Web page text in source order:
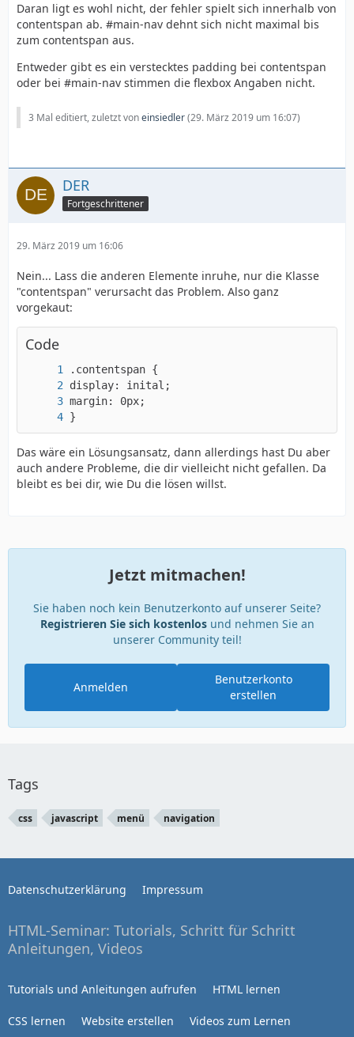
Daran ligt es wohl nicht, der fehler spielt sich innerhalb von
contentspan ab. #main-nav dehnt sich nicht maximal bis
zum contentspan aus.
Entweder gibt es ein verstecktes padding bei contentspan
oder bei #main-nav stimmen die flexbox Angaben nicht.
3 Mal editiert, zuletzt voneinsiedler(29. März 2019 um 16:07)
DER
Fortgeschrittener
29. März 2019 um 16:06
Nein... Lass die anderen Elemente inruhe, nur die Klasse
"contentspan" verursacht das Problem. Also ganz
vorgekaut:
Code
}
Das wäre ein Lösungsansatz, dann allerdings hast Du aber
auch andere Probleme, die dir vielleicht nicht gefallen. Da
bleibt es bei dir, wie Du die lösen willst.
Jetzt mitmachen!
Sie haben noch kein Benutzerkonto auf unserer Seite?
Registrieren Sie sich kostenlosund nehmen Sie an
unserer Community teil!
Benutzerkonto
erstellen
Anmelden
Tags
css javascript menü navigation
Datenschutzerklärung Impressum
HTML-Seminar: Tutorials, Schritt für Schritt
Anleitungen, Videos
Tutorials und Anleitungen aufrufen HTML lernen
CSS lernen Website erstellen Videos zum Lernen